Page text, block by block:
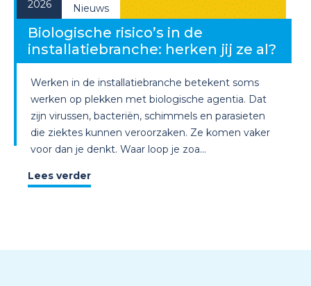
2026
Nieuws
Biologische risico’s in de
installatiebranche: herken jij ze al?
Werken in de installatiebranche betekent soms
werken op plekken met biologische agentia. Dat
zijn virussen, bacteriën, schimmels en parasieten
die ziektes kunnen veroorzaken. Ze komen vaker
voor dan je denkt. Waar loop je zoa...
Lees verder